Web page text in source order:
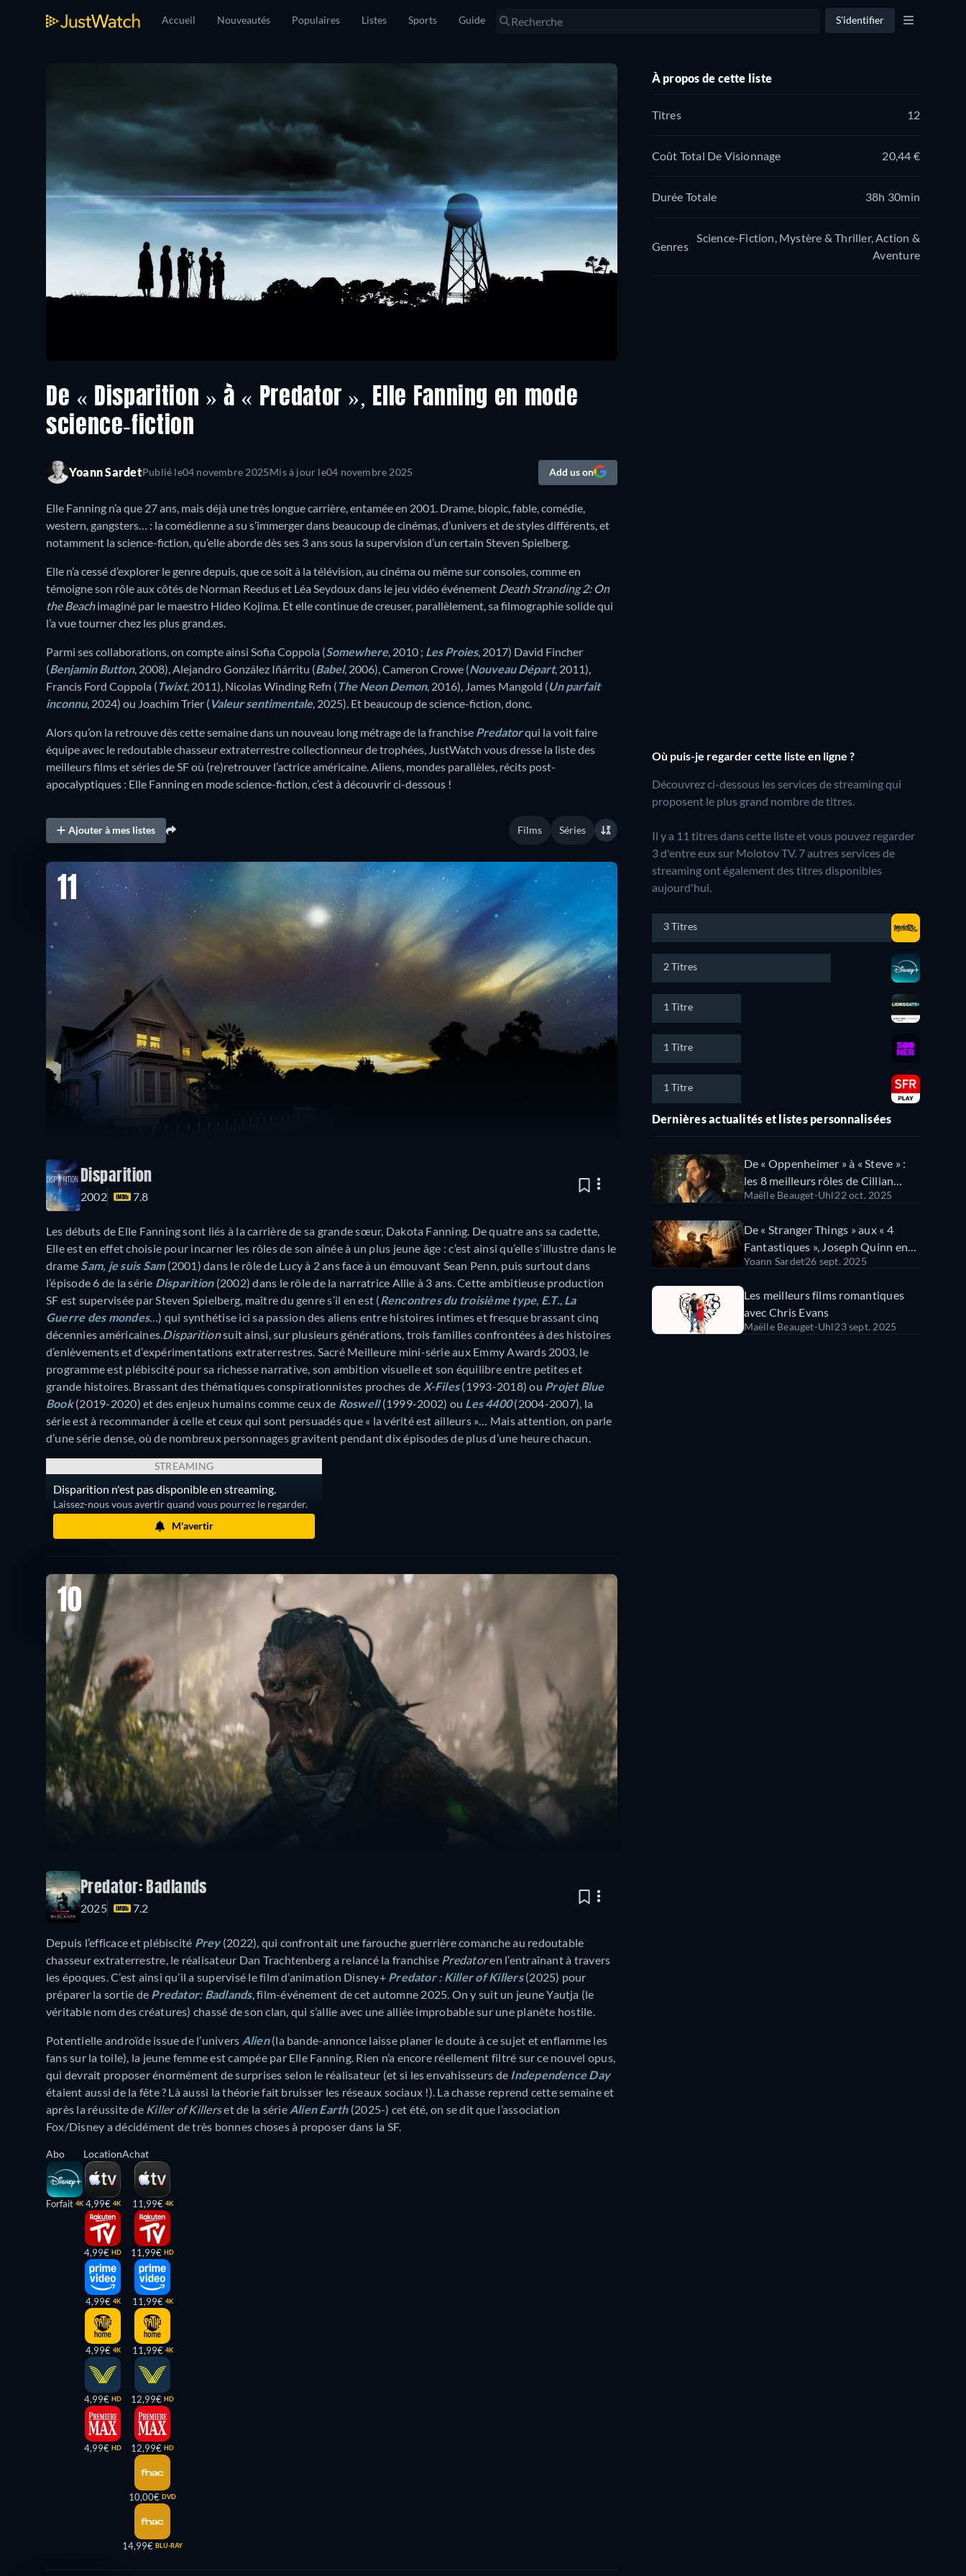
Accueil Nouveautés Populaires Listes Sports Guide S'identifier
De « Disparition » à « Predator », Elle Fanning en mode
science-fiction
Yoann SardetPublié le04 novembre 2025Mis à jour le04 novembre 2025 Add us on
Elle Fanning n’a que 27 ans, mais déjà une très longue carrière, entamée en 2001. Drame, biopic, fable, comédie,
western, gangsters… : la comédienne a su s’immerger dans beaucoup de cinémas, d’univers et de styles différents, et
notamment la science-fiction, qu’elle aborde dès ses 3 ans sous la supervision d’un certain Steven Spielberg.
Elle n’a cessé d’explorer le genre depuis, que ce soit à la télévision, au cinéma ou même sur consoles, comme en
témoigne son rôle aux côtés de Norman Reedus et Léa Seydoux dans le jeu vidéo événement Death Stranding 2: On
the Beachimaginé par le maestro Hideo Kojima. Et elle continue de creuser, parallèlement, sa filmographie solide qui
l’a vue tourner chez les plus grand.es.
Parmi ses collaborations, on compte ainsi Sofia Coppola (Somewhere, 2010 ; Les Proies, 2017) David Fincher
(Benjamin Button, 2008), Alejandro González Iñárritu (Babel, 2006), Cameron Crowe (Nouveau Départ, 2011),
Francis Ford Coppola (Twixt, 2011), Nicolas Winding Refn (The Neon Demon, 2016), James Mangold (Un parfait
inconnu, 2024) ou Joachim Trier ( Valeur sentimentale, 2025). Et beaucoup de science-fiction, donc.
Alors qu’on la retrouve dès cette semaine dans un nouveau long métrage de la franchise Predatorqui la voit faire
équipe avec le redoutable chasseur extraterrestre collectionneur de trophées, JustWatch vous dresse la liste des
meilleurs films et séries de SF où (re)retrouver l’actrice américaine. Aliens, mondes parallèles, récits post-
apocalyptiques : Elle Fanning en mode science-fiction, c’est à découvrir ci-dessous !
Ajouter à mes listes Films Séries
11
Disparition
2002 7.8
Les débuts de Elle Fanning sont liés à la carrière de sa grande sœur, Dakota Fanning. De quatre ans sa cadette,
Elle est en effet choisie pour incarner les rôles de son aînée à un plus jeune âge : c’est ainsi qu’elle s’illustre dans le
drame Sam, je suis Sam(2001) dans le rôle de Lucy à 2 ans face à un émouvant Sean Penn, puis surtout dans
l’épisode 6 de la série Disparition(2002) dans le rôle de la narratrice Allie à 3 ans. Cette ambitieuse production
SF est supervisée par Steven Spielberg, maître du genre s’il en est ( Rencontres du troisième type, E.T. La
Guerre des mondes…) qui synthétise ici sa passion des aliens entre histoires intimes et fresque brassant cinq
décennies américaines. Disparitionsuit ainsi, sur plusieurs générations, trois familles confrontées à des histoires
d’enlèvements et d’expérimentations extraterrestres. Sacré Meilleure mini-série aux Emmy Awards 2003, le
programme est plébiscité pour sa richesse narrative, son ambition visuelle et son équilibre entre petites et
grande histoires. Brassant des thématiques conspirationnistes proches de X-Files(1993-2018) ou Projet Blue
Book(2019-2020) et des enjeux humains comme ceux de Roswell(1999-2002) ou Les 4400(2004-2007), la
série est à recommander à celle et ceux qui sont persuadés que « la vérité est ailleurs »… Mais attention, on parle
d’une série dense, où de nombreux personnages gravitent pendant dix épisodes de plus d’une heure chacun.
STREAMING
Disparition n'est pas disponible en streaming.
Laissez-nous vous avertir quand vous pourrez le regarder.
M'avertir
10
Predator: Badlands
2025 7.2
Depuis l’efficace et plébiscité Prey(2022), qui confrontait une farouche guerrière comanche au redoutable
chasseur extraterrestre, le réalisateur Dan Trachtenberg a relancé la franchise Predatoren l’entraînant à travers
les époques. C’est ainsi qu’il a supervisé le film d’animation Disney+ Predator : Killer of Killers(2025) pour
préparer la sortie de Predator: Badlands, film-événement de cet automne 2025. On y suit un jeune Yautja (le
véritable nom des créatures) chassé de son clan, qui s’allie avec une alliée improbable sur une planète hostile.
Potentielle androïde issue de l’univers Alien(la bande-annonce laisse planer le doute à ce sujet et enflamme les
fans sur la toile), la jeune femme est campée par Elle Fanning. Rien n’a encore réellement filtré sur ce nouvel opus,
qui devrait proposer énormément de surprises selon le réalisateur (et si les envahisseurs de Independence Day
étaient aussi de la fête ? Là aussi la théorie fait bruisser les réseaux sociaux !). La chasse reprend cette semaine et
après la réussite de Killer of Killerset de la série Alien Earth(2025-) cet été, on se dit que l’association
Fox/Disney a décidément de très bonnes choses à proposer dans la SF.
Abo
Forfait 4K
Location
4,99€ 4K
4,99€ HD
4,99€ 4K
4,99€ 4K
4,99€ HD
4,99€ HD
Achat
11,99€ 4K
11,99€ HD
11,99€ 4K
11,99€ 4K
12,99€ HD
12,99€ HD
10,00€ DVD
14,99€ BLU-RAY
À propos de cette liste
Titres 12
Coût Total De Visionnage 20,44 €
Durée Totale 38h 30min
Genres
Science-Fiction, Mystère & Thriller, Action &
Aventure
Où puis-je regarder cette liste en ligne ?
Découvrez ci-dessous les services de streaming qui
proposent le plus grand nombre de titres.
Il y a 11 titres dans cette liste et vous pouvez regarder
3 d'entre eux sur Molotov TV. 7 autres services de
streaming ont également des titres disponibles
aujourd'hui.
3 Titres
2 Titres
1 Titre
1 Titre
1 Titre
Dernières actualités et listes personnalisées
De « Oppenheimer » à « Steve » :
les 8 meilleurs rôles de Cillian
Murphy
Maëlle Beauget-Uhl22 oct. 2025
De « Stranger Things » aux « 4
Fantastiques », Joseph Quinn en
10 rôles !
Yoann Sardet26 sept. 2025
Les meilleurs films romantiques
avec Chris Evans
Maëlle Beauget-Uhl23 sept. 2025